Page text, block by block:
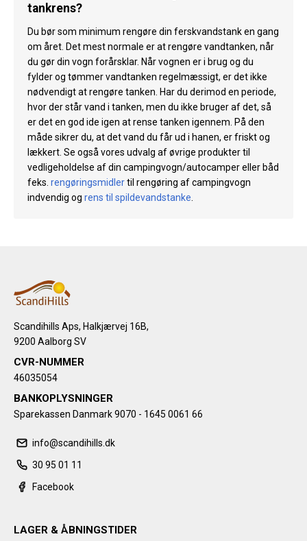
tankrens?
Du bør som minimum rengøre din ferskvandstank en gang
om året. Det mest normale er at rengøre vandtanken, når
du gør din vogn forårsklar. Når vognen er i brug og du
fylder og tømmer vandtanken regelmæssigt, er det ikke
nødvendigt at rengøre tanken. Har du derimod en periode,
hvor der står vand i tanken, men du ikke bruger af det, så
er det en god ide igen at rense tanken igennem. På den
måde sikrer du, at det vand du får ud i hanen, er friskt og
lækkert. Se også vores udvalg af øvrige produkter til
vedligeholdelse af din campingvogn/autocamper eller båd
feks. rengøringsmidlertil rengøring af campingvogn
indvendig og rens til spildevandstanke.
Scandihills Aps, Halkjærvej 16B,
9200 Aalborg SV
CVR-NUMMER
46035054
BANKOPLYSNINGER
Sparekassen Danmark 9070 - 1645 0061 66
info@scandihills.dk
30 95 01 11
Facebook
LAGER & ÅBNINGSTIDER